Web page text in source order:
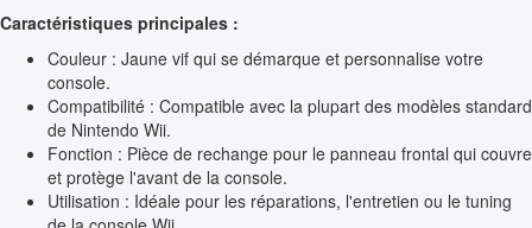
Caractéristiques principales :
Couleur : Jaune vif qui se démarque et personnalise votre
console.
Compatibilité : Compatible avec la plupart des modèles standard
de Nintendo Wii.
Fonction : Pièce de rechange pour le panneau frontal qui couvre
et protège l'avant de la console.
Utilisation : Idéale pour les réparations, l'entretien ou le tuning